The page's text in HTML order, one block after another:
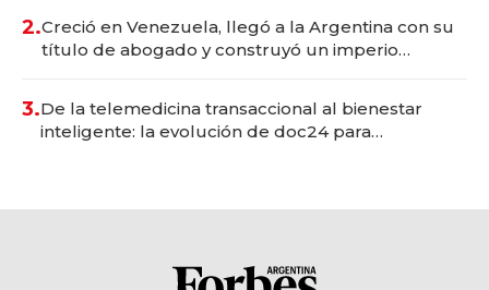
2.Creció en Venezuela, llegó a la Argentina con su
título de abogado y construyó un imperio
3.De la telemedicina transaccional al bienestar
inteligente: la evolución de doc24 para